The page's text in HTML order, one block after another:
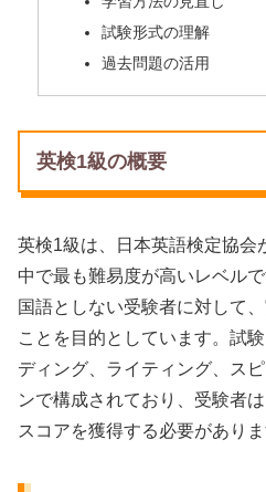
試験形式の理解
過去問題の活用
英検1級の概要
英検1級は、日本英語検定協会
中で最も難易度が高いレベル
国語としない受験者に対して
ことを目的としています。試
ディング、ライティング、ス
ンで構成されており、受験者
スコアを獲得する必要がありま